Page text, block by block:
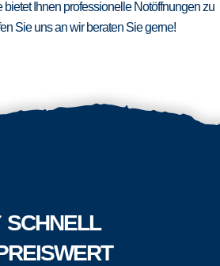
Ihnen professionelle Notöffnungen zu
Sie uns an wir beraten Sie gerne!
SCHNELL